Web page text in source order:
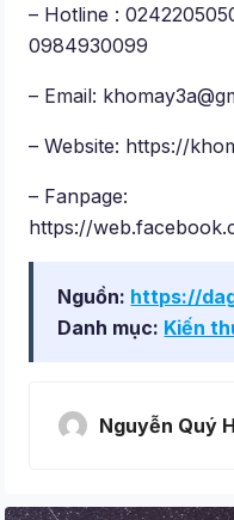
– Hotline :
0984930099
– Email:
– Website: https://
– Fanpage:
https://
Nguồn: https://
Danh mục: Kiến
Nguyễn Quý